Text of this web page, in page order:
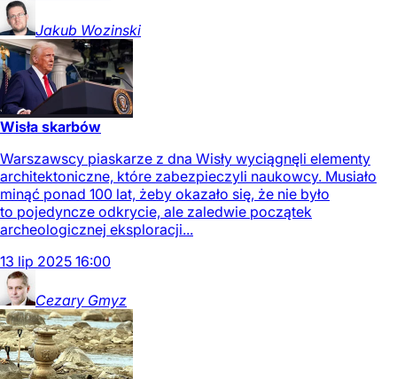
Jakub Wozinski
Wisła skarbów
Warszawscy piaskarze z dna Wisły wyciągnęli elementy
architektoniczne, które zabezpieczyli naukowcy. Musiało
minąć ponad 100 lat, żeby okazało się, że nie było
to pojedyncze odkrycie, ale zaledwie początek
archeologicznej eksploracji...
13 lip 2025 16:00
Cezary Gmyz